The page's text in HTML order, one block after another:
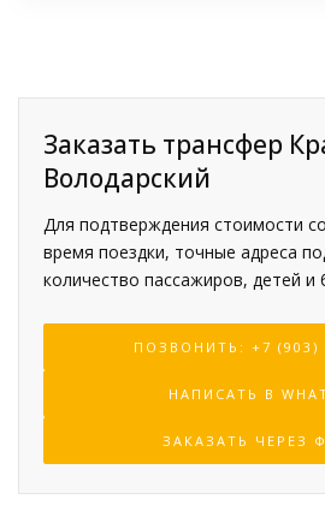
Заказать трансфер
Володарский
Для подтверждения стоимости
время поездки, точные адреса
количество пассажиров, детей и
ПОЗВОНИТЬ: +7 (903)
НАПИСАТЬ В
ЗАКАЗАТЬ ЧЕРЕЗ